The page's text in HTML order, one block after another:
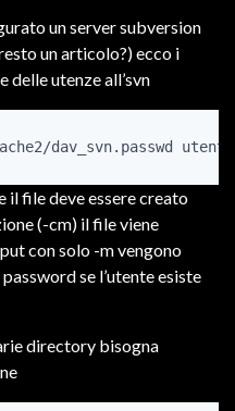
un server subversion
un articolo?) ecco i
delle utenze all’svn
dav_svn.passwd
il file deve essere creato
(-cm) il file viene
con solo -m vengono
se l’utente esiste
directory bisogna